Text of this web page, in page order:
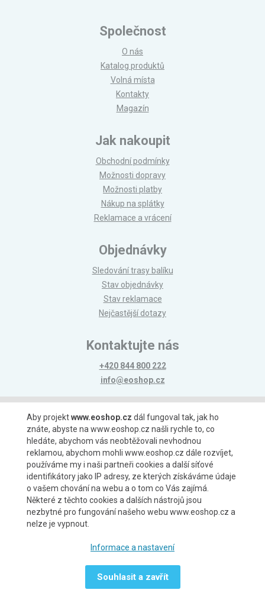
Společnost
O nás
Katalog produktů
Volná místa
Kontakty
Magazín
Jak nakoupit
Obchodní podmínky
Možnosti dopravy
Možnosti platby
Nákup na splátky
Reklamace a vrácení
Objednávky
Sledování trasy balíku
Stav objednávky
Stav reklamace
Nejčastější dotazy
Kontaktujte nás
+420 844 800 222
info@eoshop.cz
Možnosti platby
Možnosti dopravy
Aby projektwww.eoshop.cz dál fungoval tak, jak ho
znáte, abyste na www.eoshop.cz našli rychle to, co
hledáte, abychom vás neobtěžovali nevhodnou
reklamou, abychom mohli www.eoshop.cz dále rozvíjet,
používáme my i naši partneři cookies a další síťové
identifikátory jako IP adresy, ze kterých získáváme údaje
o vašem chování na webu a o tom co Vás zajímá.
Některé z těchto cookies a dalších nástrojů jsou
nezbytné pro fungování našeho webu www.eoshop.cz a
nelze je vypnout.
Informace a nastavení
Souhlasit a zavřít